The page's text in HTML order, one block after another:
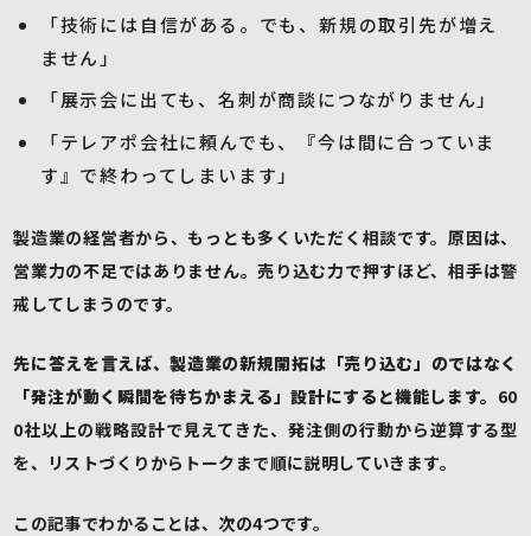
「技術には自信がある。でも、新規の取引先が増え
ません」
「展示会に出ても、名刺が商談につながりません」
「テレアポ会社に頼んでも、『今は間に合っていま
す』で終わってしまいます」
製造業の経営者から、もっとも多くいただく相談です。原因は、
営業力の不足ではありません。売り込む力で押すほど、相手は警
戒してしまうのです。
先に答えを言えば、製造業の新規開拓は「売り込む」のではなく
「発注が動く瞬間を待ちかまえる」設計にすると機能します。 60
0社以上の戦略設計で見えてきた、発注側の行動から逆算する型
を、リストづくりからトークまで順に説明していきます。
この記事でわかることは、次の4つです。